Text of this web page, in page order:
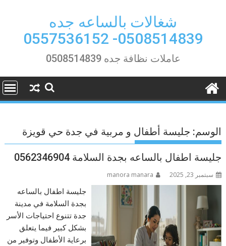
شغالات بالساعه جده
0508514839- 0557536152
عاملات نظافة جده 0508514839
الوسم: جليسة أطفال و مربية في جدة حي قويزة
جليسة اطفال بالساعه بجدة السلامة 0562346904
سبتمبر 23, 2025 manora manara
جليسة اطفال بالساعه
بجدة السلامة في مدينة
جدة تتنوع احتياجات الأسر
بشكل كبير فيما يتعلق
برعاية الأطفال وتوفير من